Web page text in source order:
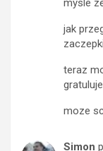
mysle
jak
teraz
moze
Simon